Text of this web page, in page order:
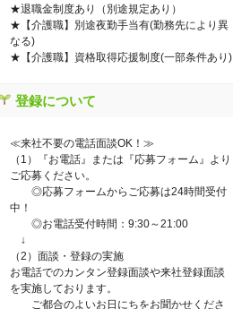
★退職金制度あり（別途規定あり）
★【介護職】別途夜勤手当有(勤務先により異
なる)
★【介護職】資格取得応援制度(一部条件あり)
登録について
≪来社不要の電話面談OK！≫
（1）『お電話』または『応募フォーム』より
ご応募ください。
◎応募フォームからご応募は24時間受付
中！
◎お電話受付時間：9:30～21:00
↓
（2）面談・登録の実施
お電話でのカンタン登録面談や来社登録面談
を実施しております。
ご都合のよいお日にちをお聞かせくださ